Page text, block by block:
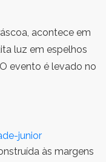
acontece em
luz em espelhos
evento é levado no
às margens